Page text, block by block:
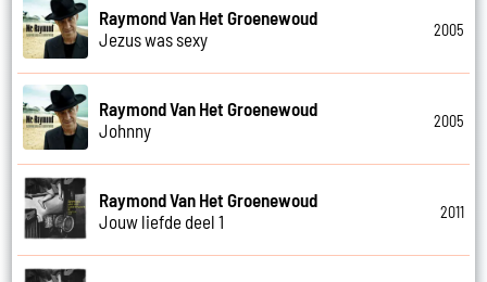
Raymond Van Het Groenewoud
Jezus was sexy
2005
Raymond Van Het Groenewoud
Johnny
2005
Raymond Van Het Groenewoud
Jouw liefde deel 1
2011